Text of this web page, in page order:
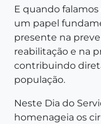
E quando
um papel
presente na
reabilitação e na
contribuindo
população.
Neste Dia do
homenageia os